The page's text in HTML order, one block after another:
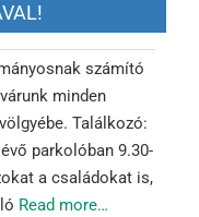
számító
minden
Találkozó:
parkolóban 9.30-
a családokat is,
Read more…